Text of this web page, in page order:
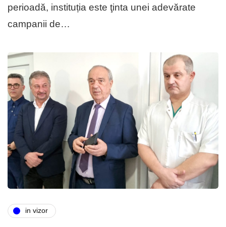
pe­ri­oadă, instituția este ţinta unei ade­vărate
campanii de…
in vizor